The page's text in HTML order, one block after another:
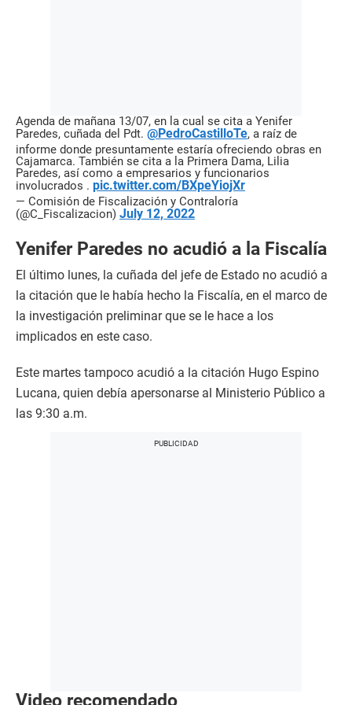
Agenda de mañana 13/07, en la cual se cita a Yenifer
Paredes, cuñada del Pdt. @PedroCastilloTe, a raíz de
informe donde presuntamente estaría ofreciendo obras en
Cajamarca. También se cita a la Primera Dama, Lilia
Paredes, así como a empresarios y funcionarios
involucrados . pic.twitter.com/BXpeYiojXr
— Comisión de Fiscalización y Contraloría
(@C_Fiscalizacion) July 12, 2022
Yenifer Paredes no acudió a la Fiscalía
El último lunes, la cuñada del jefe de Estado no acudió a
la citación que le había hecho la Fiscalía, en el marco de
la investigación preliminar que se le hace a los
implicados en este caso.
Este martes tampoco acudió a la citación Hugo Espino
Lucana, quien debía apersonarse al Ministerio Público a
las 9:30 a.m.
Video recomendado